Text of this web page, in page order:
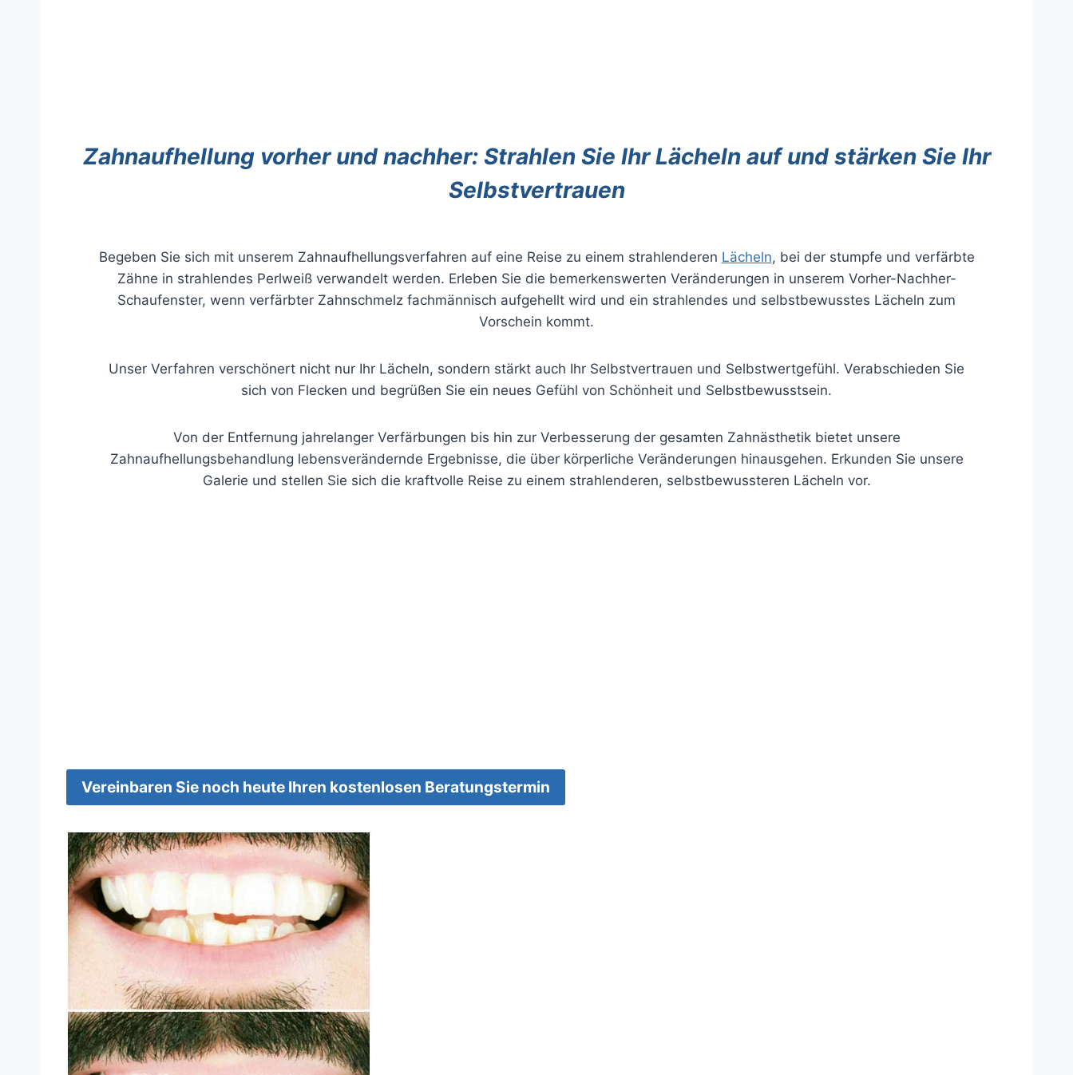
Zahnaufhellung vorher und nachher: ​​Strahlen Sie Ihr Lächeln auf und stärken Sie Ihr
Selbstvertrauen
Begeben Sie sich mit unserem Zahnaufhellungsverfahren auf eine Reise zu einem strahlenderen Lächeln, bei der stumpfe und verfärbte
Zähne in strahlendes Perlweiß verwandelt werden. Erleben Sie die bemerkenswerten Veränderungen in unserem Vorher-Nachher-
Schaufenster, wenn verfärbter Zahnschmelz fachmännisch aufgehellt wird und ein strahlendes und selbstbewusstes Lächeln zum
Vorschein kommt.
Unser Verfahren verschönert nicht nur Ihr Lächeln, sondern stärkt auch Ihr Selbstvertrauen und Selbstwertgefühl. Verabschieden Sie
sich von Flecken und begrüßen Sie ein neues Gefühl von Schönheit und Selbstbewusstsein.
Von der Entfernung jahrelanger Verfärbungen bis hin zur Verbesserung der gesamten Zahnästhetik bietet unsere
Zahnaufhellungsbehandlung lebensverändernde Ergebnisse, die über körperliche Veränderungen hinausgehen. Erkunden Sie unsere
Galerie und stellen Sie sich die kraftvolle Reise zu einem strahlenderen, selbstbewussteren Lächeln vor.
Vereinbaren Sie noch heute Ihren kostenlosen Beratungstermin